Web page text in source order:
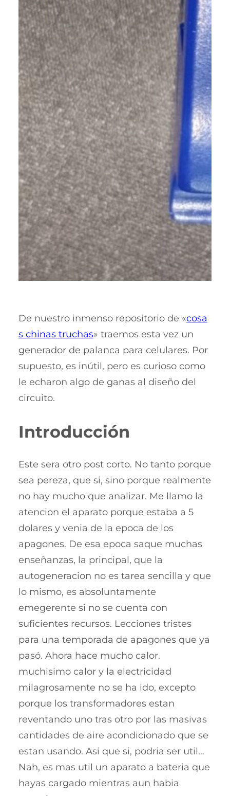
De nuestro inmenso repositorio de «cosa
s chinas truchas» traemos esta vez un
generador de palanca para celulares. Por
supuesto, es inútil, pero es curioso como
le echaron algo de ganas al diseño del
circuito.
Introducción
Este sera otro post corto. No tanto porque
sea pereza, que si, sino porque realmente
no hay mucho que analizar. Me llamo la
atencion el aparato porque estaba a 5
dolares y venia de la epoca de los
apagones. De esa epoca saque muchas
enseñanzas, la principal, que la
autogeneracion no es tarea sencilla y que
lo mismo, es absoluntamente
emegerente si no se cuenta con
suficientes recursos. Lecciones tristes
para una temporada de apagones que ya
pasó. Ahora hace mucho calor.
muchisimo calor y la electricidad
milagrosamente no se ha ido, excepto
porque los transformadores estan
reventando uno tras otro por las masivas
cantidades de aire acondicionado que se
estan usando. Asi que si, podria ser util…
Nah, es mas util un aparato a bateria que
hayas cargado mientras aun habia